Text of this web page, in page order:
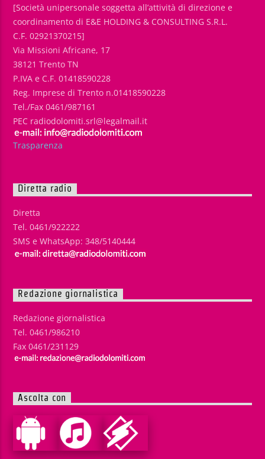
[Società unipersonale soggetta all’attività di direzione e
coordinamento di E&E HOLDING & CONSULTING S.R.L.
C.F. 02921370215]
Via Missioni Africane, 17
38121 Trento TN
P.IVA e C.F. 01418590228
Reg. Imprese di Trento n.01418590228
Tel./Fax 0461/987161
PEC radiodolomiti.srl@legalmail.it
Trasparenza
Diretta radio
Diretta
Tel. 0461/922222
SMS e WhatsApp: 348/5140444
Redazione giornalistica
Redazione giornalistica
Tel. 0461/986210
Fax 0461/231129
Ascolta con